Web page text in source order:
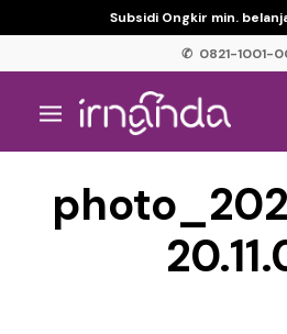
Subsidi Ongkir min.
✆ 0821-1001-